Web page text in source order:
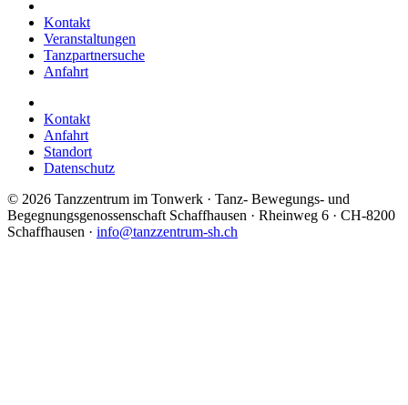
Kontakt
Veranstaltungen
Tanzpartnersuche
Anfahrt
Kontakt
Anfahrt
Standort
Datenschutz
© 2026 Tanzzentrum im Tonwerk · Tanz- Bewegungs- und
Begegnungsgenossenschaft Schaffhausen · Rheinweg 6 · CH-8200
Schaffhausen · info@tanzzentrum-sh.ch